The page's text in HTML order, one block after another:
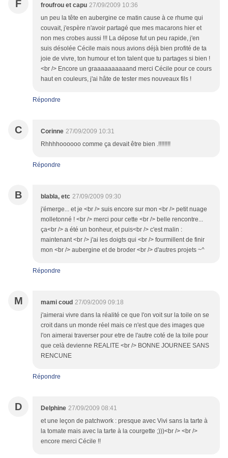
F froufrou et capu 27/09/2009 10:36
un peu la tête en aubergine ce matin cause à ce rhume qui
couvait, j'espère n'avoir partagé que mes macarons hier et
non mes crobes aussi !!! La dépose fut un peu rapide, j'en
suis désolée Cécile mais nous avions déjà bien profité de ta
joie de vivre, ton humour et ton talent que tu partages si bien !
<br /> Encore un graaaaaaaaaand merci Cécile pour ce cours
haut en couleurs, j'ai hâte de tester mes nouveaux fils !
Répondre
C Corinne 27/09/2009 10:31
Rhhhhoooooo comme ça devait être bien .!!!!!!!!
Répondre
B blabla, etc 27/09/2009 09:30
j'émerge... et je <br /> suis encore sur mon <br /> petit nuage
molletonné ! <br /> merci pour cette <br /> belle rencontre...
ça<br /> a été un bonheur, et puis<br /> c'est malin :
maintenant <br /> j'ai les doigts qui <br /> fourmillent de finir
mon <br /> aubergine et de broder <br /> d'autres projets ~^
Répondre
M mami coud 27/09/2009 09:18
j'aimerai vivre dans la réalité ce que l'on voit sur la toile on se
croit dans un monde réel mais ce n'est que des images que
l'on aimerai traverser pour etre de l'autre coté de la toile pour
que celà devienne REALITE <br /> BONNE JOURNEE SANS
RENCUNE
Répondre
D Delphine 27/09/2009 08:41
et une leçon de patchwork : presque avec Vivi sans la tarte à
la tomate mais avec la tarte à la courgette ;)))<br /> <br />
encore merci Cécile !!